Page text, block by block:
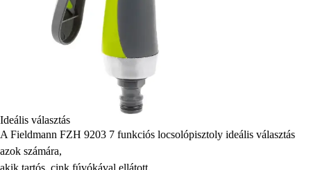
Ideális választás
A Fieldmann FZH 9203 7 funkciós locsolópisztoly ideális választás
azok számára,
akik tartós, cink fúvókával ellátott,